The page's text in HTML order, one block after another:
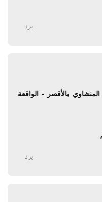
يرد
بالأقصر - الواقعة
يرد